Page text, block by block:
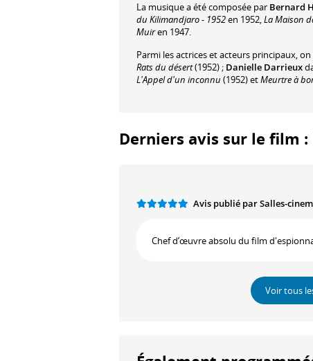
La musique a été composée par Bernard
du Kilimandjaro - 1952en 1952,La Maison
Muiren 1947.
Parmi les actrices et acteurs principaux,
Rats du désert(1952) ; Danielle Darrieux
L'Appel d'un inconnu (1952) etMeurtre à
Derniers avis sur le film
Avis publié par Salles-
Chef d’œuvre absolu du film
Voir tous